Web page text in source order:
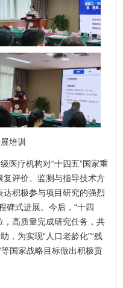
培训
疗机构对“十四五”国家重
复评价、监测与指导技术方
达积极参与项目研究的强烈
碑式进展。今后，“十四
，高质量完成研究任务，共
，为实现“人口老龄化”“残
国家战略目标做出积极贡